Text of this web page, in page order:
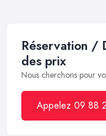
Réservation /
des prix
Nous cherchons pour
Appelez 09 88